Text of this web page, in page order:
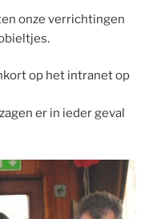
onze verrichtingen
op het intranet op
er in ieder geval